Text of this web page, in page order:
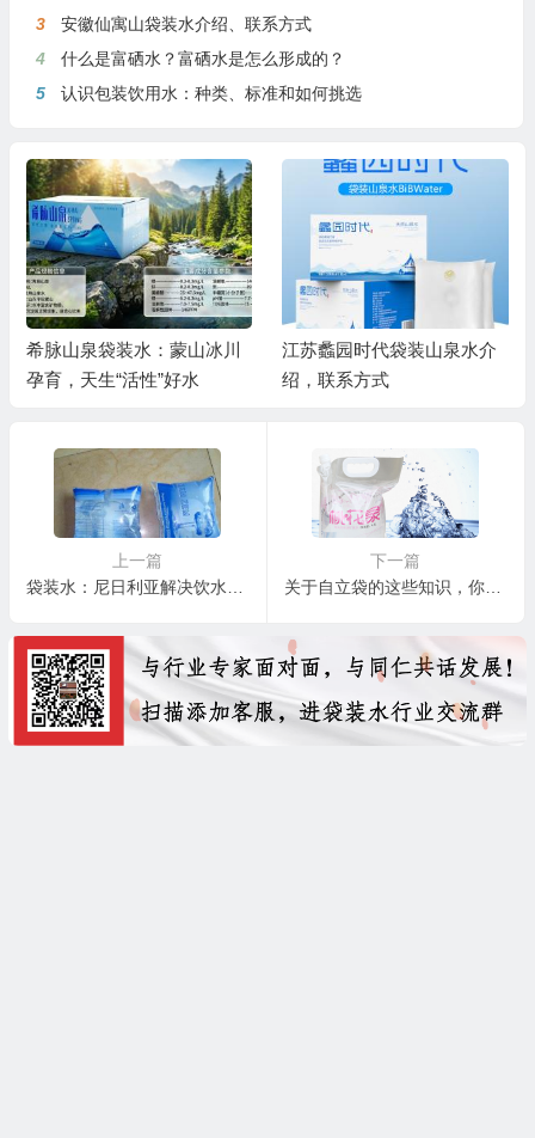
3
安徽仙寓山袋装水介绍、联系方式
4
什么是富硒水？富硒水是怎么形成的？
5
认识包装饮用水：种类、标准和如何挑选
希脉山泉袋装水：蒙山冰川
孕育，天生“活性”好水
江苏蠡园时代袋装山泉水介
绍，联系方式
上一篇
下一篇
关于自立袋的这些知识，你知道吗？